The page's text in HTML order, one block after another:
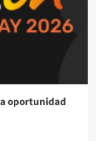
oportunidad